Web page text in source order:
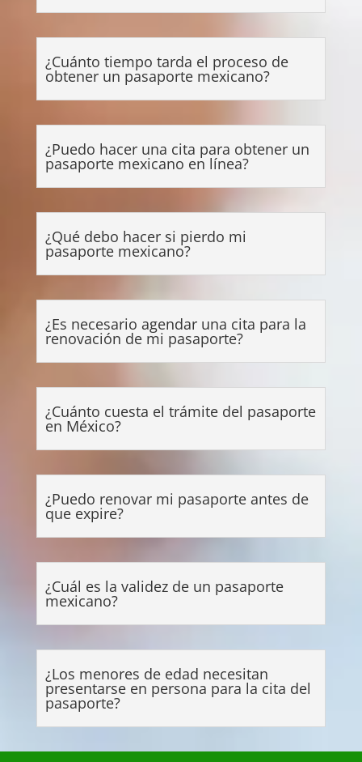
¿Cuánto tiempo tarda el proceso de
obtener un pasaporte mexicano?
¿Puedo hacer una cita para obtener un
pasaporte mexicano en línea?
¿Qué debo hacer si pierdo mi
pasaporte mexicano?
¿Es necesario agendar una cita para la
renovación de mi pasaporte?
¿Cuánto cuesta el trámite del pasaporte
en México?
¿Puedo renovar mi pasaporte antes de
que expire?
¿Cuál es la validez de un pasaporte
mexicano?
¿Los menores de edad necesitan
presentarse en persona para la cita del
pasaporte?